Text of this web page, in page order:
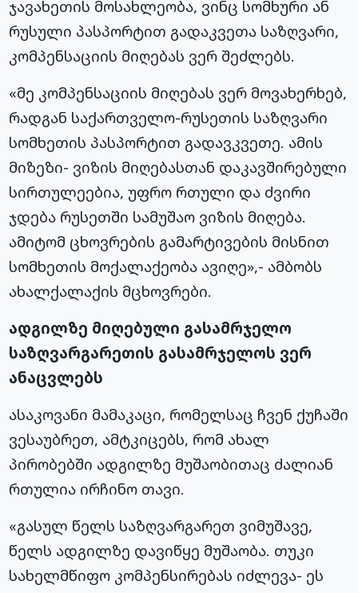
ჯავახეთის მოსახლეობა, ვინც სომხური ან
რუსული პასპორტით გადაკვეთა საზღვარი,
კომპენსაციის მიღებას ვერ შეძლებს.
«მე კომპენსაციის მიღებას ვერ მოვახერხებ,
რადგან საქართველო-რუსეთის საზღვარი
სომხეთის პასპორტით გადავკვეთე. ამის
მიზეზი- ვიზის მიღებასთან დაკავშირებული
სირთულეებია, უფრო რთული და ძვირი
ჯდება რუსეთში სამუშაო ვიზის მიღება.
ამიტომ ცხოვრების გამარტივების მისნით
სომხეთის მოქალაქეობა ავიღე»,- ამბობს
ახალქალაქის მცხოვრები.
ადგილზე მიღებული გასამრჯელო
საზღვარგარეთის გასამრჯელოს ვერ
ანაცვლებს
ასაკოვანი მამაკაცი, რომელსაც ჩვენ ქუჩაში
ვესაუბრეთ, ამტკიცებს, რომ ახალ
პირობებში ადგილზე მუშაობითაც ძალიან
რთულია ირჩინო თავი.
«გასულ წელს საზღვარგარეთ ვიმუშავე,
წელს ადგილზე დავიწყე მუშაობა. თუკი
სახელმწიფო კომპენსირებას იძლევა- ეს